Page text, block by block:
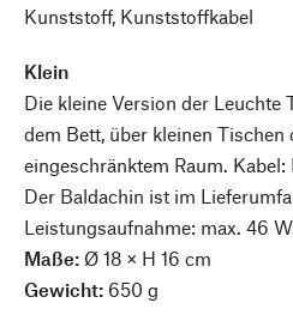
Kunststoff, Kunststoffkabel
Klein
Die kleine Version der Leuchte
dem Bett, über kleinen Tischen
eingeschränktem Raum. Kabel:
Der Baldachin ist im
Leistungsaufnahme: max. 46
Maße: Ø 18 × H 16 cm
Gewicht: 650 g